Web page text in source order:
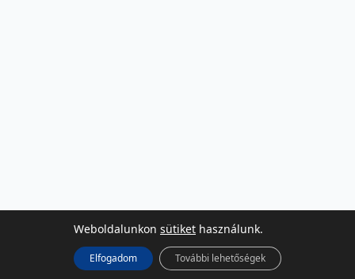
Weboldalunkon sütiket használunk.
Elfogadom További lehetőségek